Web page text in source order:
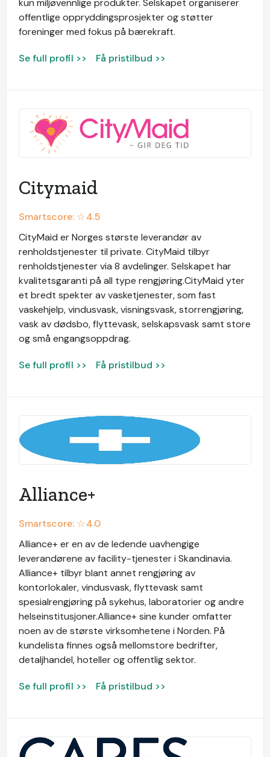
kun miljøvennlige produkter. Selskapet organiserer
offentlige oppryddingsprosjekter og støtter
foreninger med fokus på bærekraft.
Se full profil >> Få pristilbud >>
Citymaid
Smartscore: ☆4.5
CityMaid er Norges største leverandør av
renholdstjenester til private. CityMaid tilbyr
renholdstjenester via 8 avdelinger. Selskapet har
kvalitetsgaranti på all type rengjøring.CityMaid yter
et bredt spekter av vasketjenester, som fast
vaskehjelp, vindusvask, visningsvask, storrengjøring,
vask av dødsbo, flyttevask, selskapsvask samt store
og små engangsoppdrag.
Se full profil >> Få pristilbud >>
Alliance+
Smartscore: ☆4.0
Alliance+ er en av de ledende uavhengige
leverandørene av facility-tjenester i Skandinavia.
Alliance+ tilbyr blant annet rengjøring av
kontorlokaler, vindusvask, flyttevask samt
spesialrengjøring på sykehus, laboratorier og andre
helseinstitusjoner.Alliance+ sine kunder omfatter
noen av de største virksomhetene i Norden. På
kundelista finnes også mellomstore bedrifter,
detaljhandel, hoteller og offentlig sektor.
Se full profil >> Få pristilbud >>